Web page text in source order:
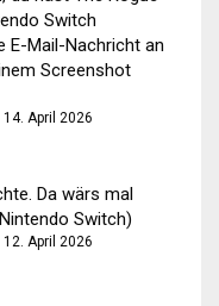
Switch
E-Mail-Nachricht an
Screenshot
14. April 2026
Da wärs mal
Switch)
12. April 2026